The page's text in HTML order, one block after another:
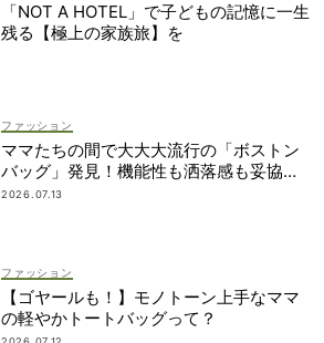
「NOT A HOTEL」で子どもの記憶に一生
残る【極上の家族旅】を
ファッション
ママたちの間で大大大流行の「ボストン
バッグ」発見！機能性も洒落感も妥協し
ない
2026.07.13
ファッション
【ゴヤールも！】モノトーン上手なママ
の軽やかトートバッグって？